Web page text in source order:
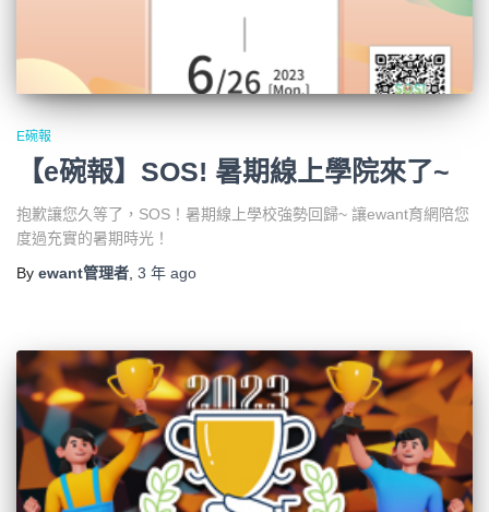
E碗報
【e碗報】SOS! 暑期線上學院來了~
抱歉讓您久等了，SOS！暑期線上學校強勢回歸~ 讓ewant育網陪您
度過充實的暑期時光！
By ewant管理者 3 年 ago